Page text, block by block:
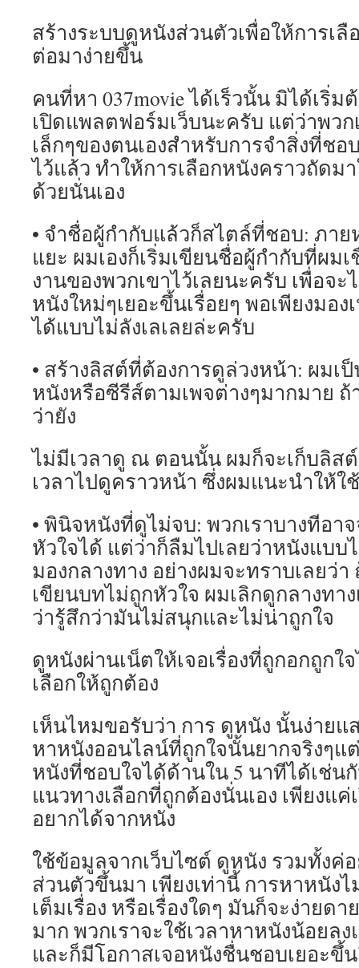
สร้างระบบดูหนังส่วนตัวเพื่อให้การเ
ต่อมาง่ายขึ้น
คนที่หา 037movie ได้เร็วนั้น มิได้เริ่
เปิดแพลตฟอร์มเว็บนะครับ แต่ว่าพวก
เล็กๆของตนเองสำหรับการจำสิ่งที่ชอ
ไว้แล้ว ทำให้การเลือกหนังคราวถัดม
ด้วยนั่นเอง
• จำชื่อผู้กำกับแล้วก็สไตล์ที่ชอบ: ภาย
แยะ ผมเองก็เริ่มเขียนชื่อผู้กำกับที่ผม
งานของพวกเขาไว้เลยนะครับ เพื่อจ
หนังใหม่ๆเยอะขึ้นเรื่อยๆ พอเพียงมอ
ได้แบบไม่ลังเลเลยล่ะครับ
• สร้างลิสต์ที่ต้องการดูล่วงหน้า: ผมเ
หนังหรือซีรีส์ตามเพจต่างๆมากมาย ถ้
ว่ายัง
ไม่มีเวลาดู ณ ตอนนั้น ผมก็จะเก็บลิสต์
เวลาไปดูคราวหน้า ซึ่งผมแนะนำให้ใ
• พินิจหนังที่ดูไม่จบ: พวกเราบางทีอา
หัวใจได้ แต่ว่าก็ลืมไปเลยว่าหนังแบบ
มองกลางทาง อย่างผมจะทราบเลยว่า
เขียนบทไม่ถูกหัวใจ ผมเลิกดูกลางทา
ว่ารู้สึกว่ามันไม่สนุกและไม่น่าถูกใจ
ดูหนังผ่านเน็ตให้เจอเรื่องที่ถูกอกถูกใ
เลือกให้ถูกต้อง
เห็นไหมขอรับว่า การ ดูหนัง นั้นง่าย
หาหนังออนไลน์ที่ถูกใจนั้นยากจริงๆแ
หนังที่ชอบใจได้ด้านใน 5 นาทีได้เช่น
แนวทางเลือกที่ถูกต้องนั่นเอง เพียงแ
อยากได้จากหนัง
ใช้ข้อมูลจากเว็บไซต์ ดูหนัง รวมทั้งค่
ส่วนตัวขึ้นมา เพียงเท่านี้ การหาหนัง
เต็มเรื่อง หรือเรื่องใดๆ มันก็จะง่ายด
มาก พวกเราจะใช้เวลาหาหนังน้อยล
และก็มีโอกาสเจอหนังชื่นชอบเยอะขึ้